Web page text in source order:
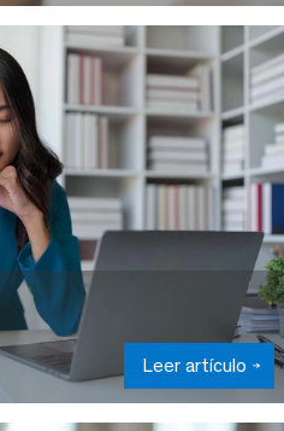
Leer artículo